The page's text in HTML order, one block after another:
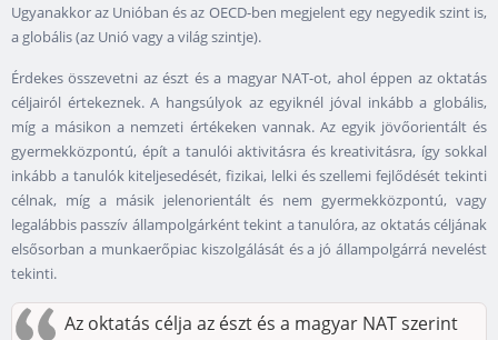
Ugyanakkor az Unióban és az OECD-ben megjelent egy negyedik szint is,
a globális (az Unió vagy a világ szintje).
Érdekes összevetni az észt és a magyar NAT-ot, ahol éppen az oktatás
céljairól értekeznek. A hangsúlyok az egyiknél jóval inkább a globális,
míg a másikon a nemzeti értékeken vannak. Az egyik jövőorientált és
gyermekközpontú, épít a tanulói aktivitásra és kreativitásra, így sokkal
inkább a tanulók kiteljesedését, fizikai, lelki és szellemi fejlődését tekinti
célnak, míg a másik jelenorientált és nem gyermekközpontú, vagy
legalábbis passzív állampolgárként tekint a tanulóra, az oktatás céljának
elsősorban a munkaerőpiac kiszolgálását és a jó állampolgárrá nevelést
tekinti.
Az oktatás célja az észt és a magyar NAT szerint